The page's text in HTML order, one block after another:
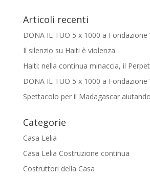
Articoli recenti
DONA IL TUO 5 x 1000 a Fondazione
Il silenzio su Haiti è violenza
Haiti: nella continua minaccia, il
DONA IL TUO 5 x 1000 a Fondazione
Spettacolo per il Madagascar
Categorie
Casa Lelia
Casa Lelia Costruzione continua
Costruttori della Casa